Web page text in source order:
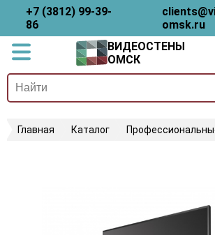
+7 (3812) 99-39-
86
omsk.ru
ВИДЕОСТЕНЫ
ОМСК
Главная Каталог